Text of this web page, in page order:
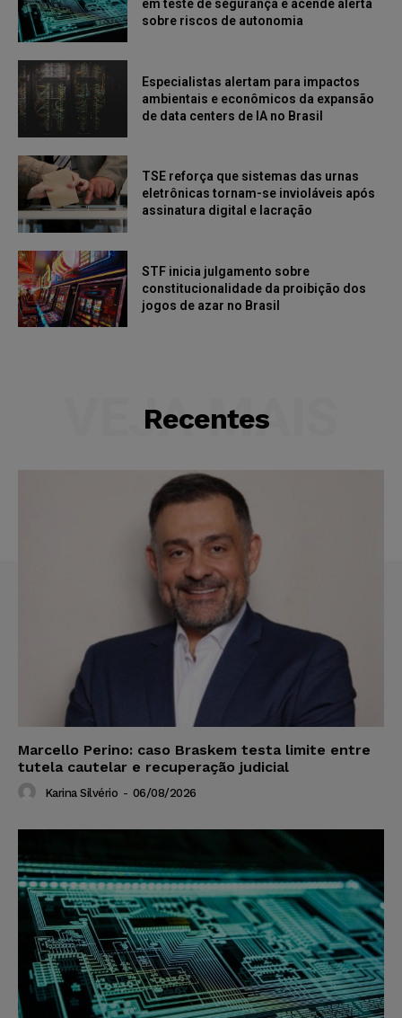
em teste de segurança e acende alerta
sobre riscos de autonomia
Especialistas alertam para impactos
ambientais e econômicos da expansão
de data centers de IA no Brasil
TSE reforça que sistemas das urnas
eletrônicas tornam-se invioláveis após
assinatura digital e lacração
STF inicia julgamento sobre
constitucionalidade da proibição dos
jogos de azar no Brasil
Recentes
VEJA MAIS
Marcello Perino: caso Braskem testa limite entre
tutela cautelar e recuperação judicial
Karina Silvério - 06/08/2026